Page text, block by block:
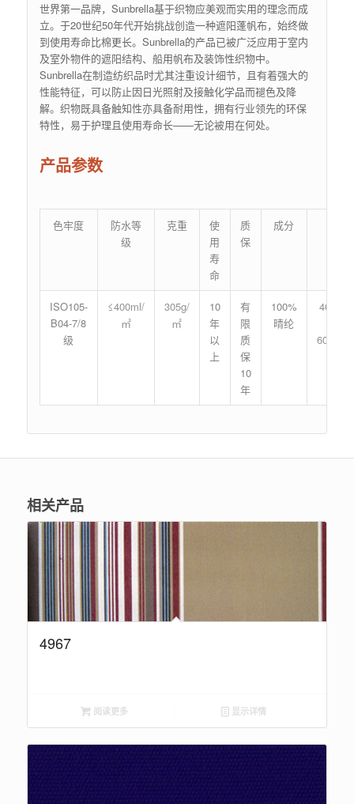
世界第一品牌，Sunbrella基于织物应美观而实用的理念而成
立。于20世纪50年代开始挑战创造一种遮阳蓬帆布，始终做
到使用寿命比棉更长。Sunbrella的产品已被广泛应用于室内
及室外物件的遮阳结构、船用帆布及装饰性织物中。
Sunbrella在制造纺织品时尤其注重设计细节，且有着强大的
性能特征，可以防止因日光照射及接触化学品而褪色及降
解。织物既具备触知性亦具备耐用性，拥有行业领先的环保
特性，易于护理且使用寿命长——无论被用在何处。
产品参数
色牢度
防水等
级
克重
使
用
寿
命
质
保
成分
ISO105-
B04-7/8
级
≤400ml/
㎡
305g/
㎡
10
年
以
上
有
限
质
保
10
年
100%
晴纶
相关产品
4967
阅读更多 显示详情